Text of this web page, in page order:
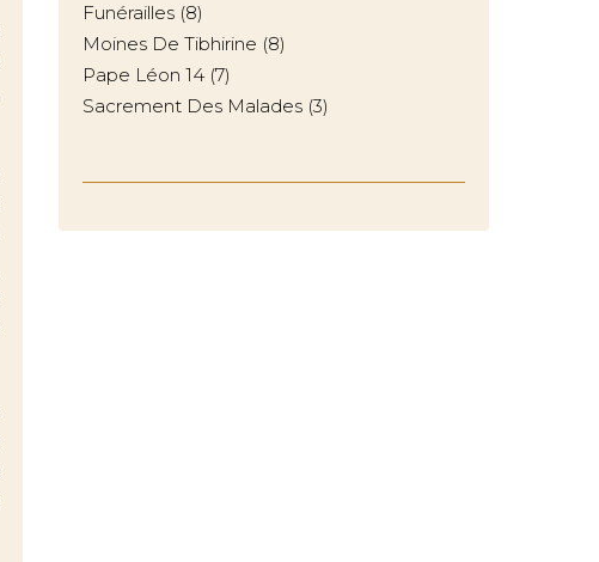
Funérailles (8)
Moines De Tibhirine (8)
Pape Léon 14 (7)
Sacrement Des Malades (3)